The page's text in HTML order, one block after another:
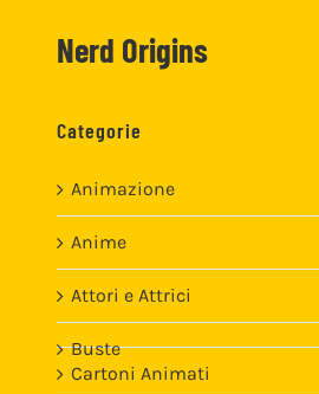
Nerd Origins
Categorie
Animazione
Anime
Attori e Attrici
Buste
Cartoni Animati